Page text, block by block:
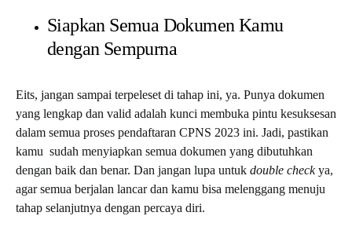
Siapkan Semua Dokumen Kamu
dengan Sempurna
Eits, jangan sampai terpeleset di tahap ini, ya. Punya dokumen
yang lengkap dan valid adalah kunci membuka pintu kesuksesan
dalam semua proses pendaftaran CPNS 2023 ini. Jadi, pastikan
kamu sudah menyiapkan semua dokumen yang dibutuhkan
dengan baik dan benar. Dan jangan lupa untuk double checkya,
agar semua berjalan lancar dan kamu bisa melenggang menuju
tahap selanjutnya dengan percaya diri.